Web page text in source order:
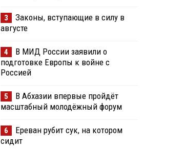
3
Законы, вступающие в силу в
августе
4
В МИД России заявили о
подготовке Европы к войне с
Россией
5
В Абхазии впервые пройдёт
масштабный молодёжный форум
6
Ереван рубит сук, на котором
сидит